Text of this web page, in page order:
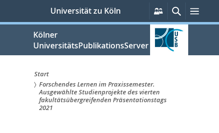
springen
Universität zu Köln
Persönliche
Services
Suche
Kölner
UniversitätsPublikationsServer
Sie
sind
Start
Forschendes Lernen im Praxissemester.
Ausgewählte Studienprojekte des vierten
fakultätsübergreifenden Präsentationstags
2021